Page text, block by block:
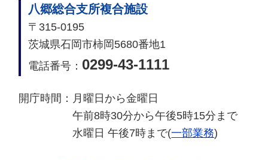
八郷総合支所複合施設
〒315-0195
茨城県石岡市柿岡5680番地1
電話番号： 0299-43-1111
開庁時間： 月曜日から金曜日
午前8時30分から午後5時15分まで
水曜日 午後7時まで(一部業務)